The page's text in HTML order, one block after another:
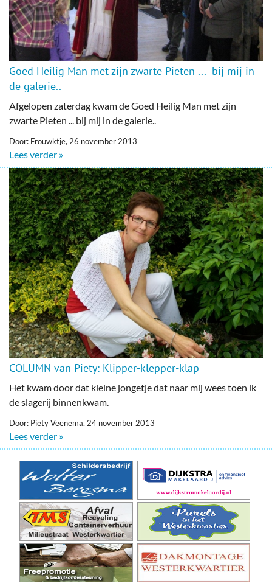
Goed Heilig Man met zijn zwarte Pieten ... bij mij in
de galerie..
Afgelopen zaterdag kwam de Goed Heilig Man met zijn
zwarte Pieten ... bij mij in de galerie..
Door: Frouwktje, 26 november 2013
Lees verder »
COLUMN van Piety: Klipper-klepper-klap
Het kwam door dat kleine jongetje dat naar mij wees toen ik
de slagerij binnenkwam.
Door: Piety Veenema, 24 november 2013
Lees verder »